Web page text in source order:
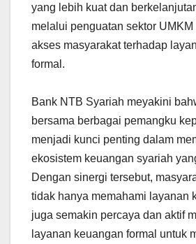
yang lebih kuat dan
melalui penguatan sektor
akses masyarakat terhadap
formal.
Bank NTB Syariah meyakini
bersama berbagai pemangku
menjadi kunci penting dalam
ekosistem keuangan syariah
Dengan sinergi tersebut,
tidak hanya memahami layanan
juga semakin percaya dan aktif
layanan keuangan formal untuk